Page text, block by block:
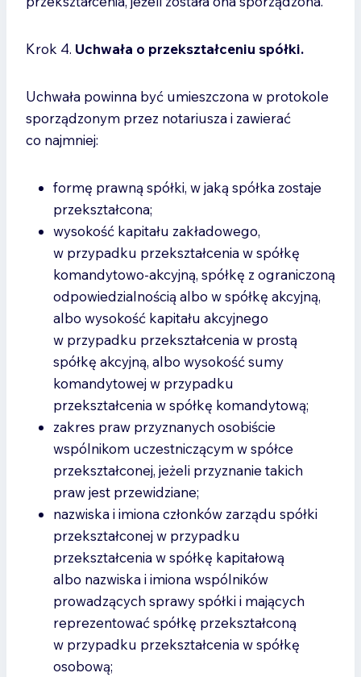
Krok 4. Uchwała o przekształceniu spółki.
Uchwała powinna być umieszczona w protokole
sporządzonym przez notariusza i zawierać
co najmniej:
formę prawną spółki, w jaką spółka zostaje
przekształcona;
wysokość kapitału zakładowego,
w przypadku przekształcenia w spółkę
komandytowo-akcyjną, spółkę z ograniczoną
odpowiedzialnością albo w spółkę akcyjną,
albo wysokość kapitału akcyjnego
w przypadku przekształcenia w prostą
spółkę akcyjną, albo wysokość sumy
komandytowej w przypadku
przekształcenia w spółkę komandytową;
zakres praw przyznanych osobiście
wspólnikom uczestniczącym w spółce
przekształconej, jeżeli przyznanie takich
praw jest przewidziane;
nazwiska i imiona członków zarządu spółki
przekształconej w przypadku
przekształcenia w spółkę kapitałową
albo nazwiska i imiona wspólników
prowadzących sprawy spółki i mających
reprezentować spółkę przekształconą
w przypadku przekształcenia w spółkę
osobową;